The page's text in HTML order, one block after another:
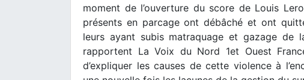
moment de l’ouverture du score de Louis
présents en parcage ont débâché et ont
leurs ayant subis matraquage et gazage
rapportent La Voix du Nord 1et Ouest
d’expliquer les causes de cette violence à